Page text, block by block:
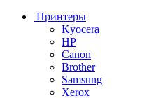
Принтеры
Kyocera
HP
Canon
Brother
Samsung
Xerox